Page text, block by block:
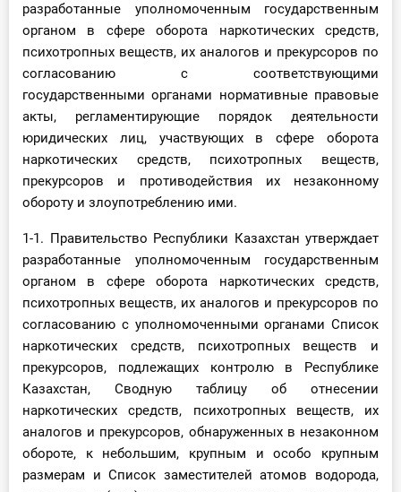
разработанные уполномоченным государственным
органом в сфере оборота наркотических средств,
психотропных веществ, их аналогов и прекурсоров по
согласованию с соответствующими
государственными органами нормативные правовые
акты, регламентирующие порядок деятельности
юридических лиц, участвующих в сфере оборота
наркотических средств, психотропных веществ,
прекурсоров и противодействия их незаконному
обороту и злоупотреблению ими.
1-1. Правительство Республики Казахстан утверждает
разработанные уполномоченным государственным
органом в сфере оборота наркотических средств,
психотропных веществ, их аналогов и прекурсоров по
согласованию с уполномоченными органами Список
наркотических средств, психотропных веществ и
прекурсоров, подлежащих контролю в Республике
Казахстан, Сводную таблицу об отнесении
наркотических средств, психотропных веществ, их
аналогов и прекурсоров, обнаруженных в незаконном
обороте, к небольшим, крупным и особо крупным
размерам и Список заместителей атомов водорода,